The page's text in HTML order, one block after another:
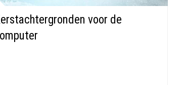
voor de